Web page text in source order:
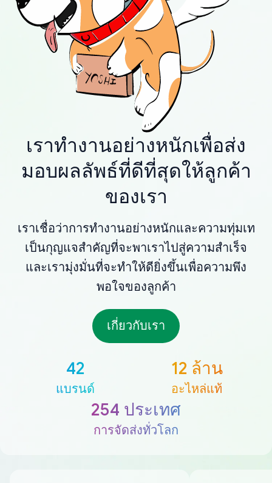
เราทำงานอย่างหนักเพื่อส่ง
มอบผลลัพธ์ที่ดีที่สุดให้ลูกค้า
ของเรา
เราเชื่อว่าการทำงานอย่างหนักและความทุ่มเท
เป็นกุญแจสำคัญที่จะพาเราไปสู่ความสำเร็จ
และเรามุ่งมั่นที่จะทำให้ดียิ่งขึ้นเพื่อความพึง
พอใจของลูกค้า
เกี่ยวกับเรา
42
แบรนด์
12 ล้าน
อะไหล่แท้
254 ประเทศ
การจัดส่งทั่วโลก